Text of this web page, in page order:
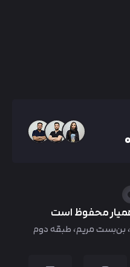
محفوظ است
بن‌بست مریم، طبقه دوم